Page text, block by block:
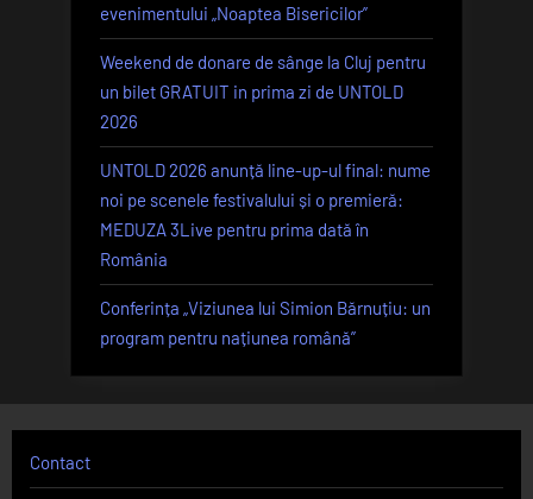
evenimentului „Noaptea Bisericilor”
Weekend de donare de sânge la Cluj pentru
un bilet GRATUIT in prima zi de UNTOLD
2026
UNTOLD 2026 anunță line-up-ul final: nume
noi pe scenele festivalului și o premieră:
MEDUZA 3Live pentru prima dată în
România
Conferința „Viziunea lui Simion Bărnuțiu: un
program pentru națiunea română”
Contact